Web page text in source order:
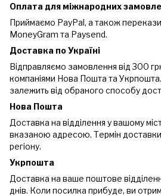
Оплата для міжнародних
Приймаємо PayPal, а також
MoneyGram та Paysend.
Доставка по Україні
Відправляємо замовлення від 300
компаніями Нова Пошта та
залежить від обраного способу
Нова Пошта
Доставка на відділення у вашому
вказаною адресою. Термін
регіону.
Укрпошта
Доставка на ваше поштове
днів. Коли посилка прибуде, ви